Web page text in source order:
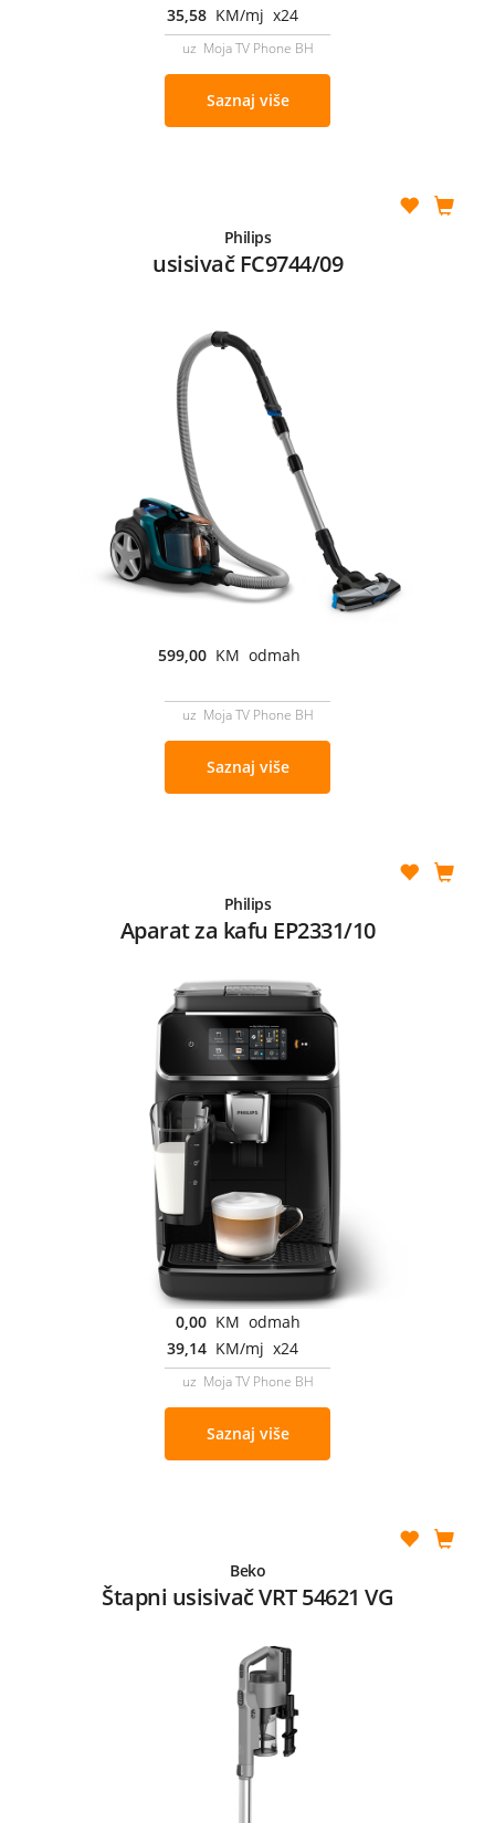
35,58 KM/mj x24
uz Moja TV Phone BH
Saznaj više
Philips
usisivač FC9744/09
599,00 KM odmah
uz Moja TV Phone BH
Saznaj više
Philips
Aparat za kafu EP2331/10
0,00 KM odmah
39,14 KM/mj x24
uz Moja TV Phone BH
Saznaj više
Beko
Štapni usisivač VRT 54621 VG